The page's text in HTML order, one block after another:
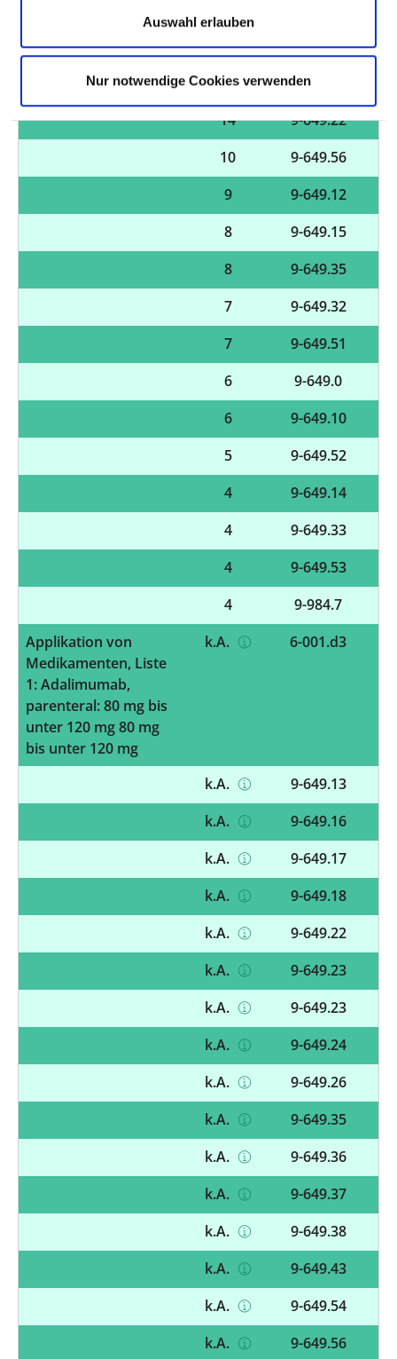
Auswahl erlauben
Nur notwendige Cookies verwenden
18
9-649.21
18
9-649.43
14
9-649.22
10
9-649.56
9
9-649.12
8
9-649.15
8
9-649.35
7
9-649.32
7
9-649.51
6
9-649.0
6
9-649.10
5
9-649.52
4
9-649.14
4
9-649.33
4
9-649.53
4
9-984.7
Applikation von
Medikamenten, Liste
1: Adalimumab,
parenteral: 80 mg bis
unter 120 mg 80 mg
bis unter 120 mg
k.A. 6-001.d3
k.A.
9-649.13
k.A.
9-649.16
k.A.
9-649.17
k.A.
9-649.18
k.A.
9-649.22
k.A.
9-649.23
k.A.
9-649.23
k.A.
9-649.24
k.A.
9-649.26
k.A.
9-649.35
k.A.
9-649.36
k.A.
9-649.37
k.A.
9-649.38
k.A.
9-649.43
k.A.
9-649.54
k.A.
9-649.56